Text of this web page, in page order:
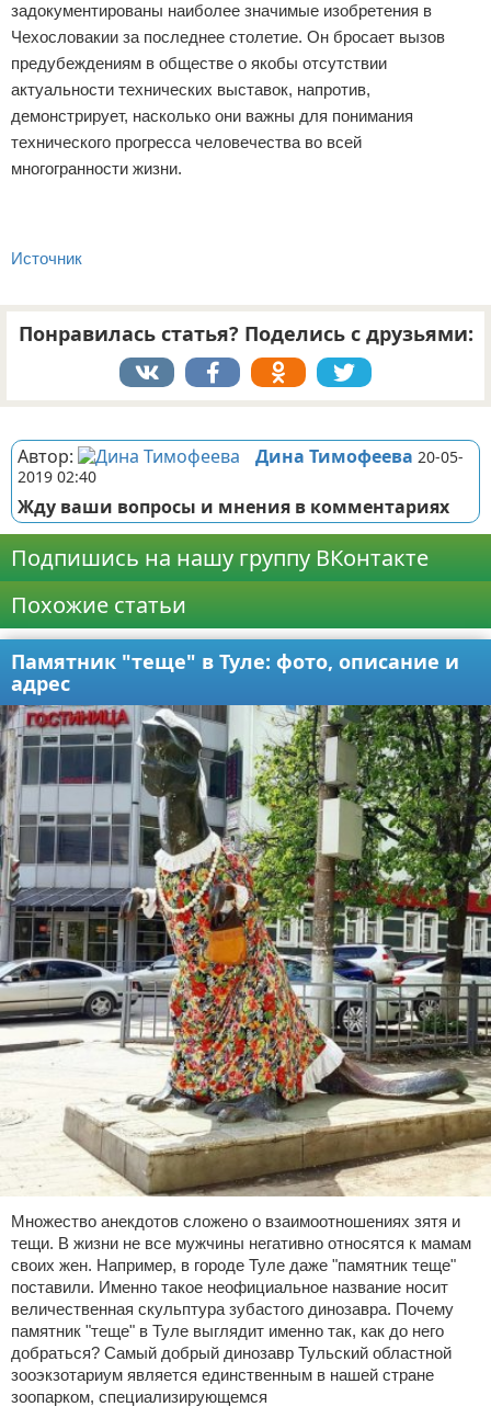
задокументированы наиболее значимые изобретения в
Чехословакии за последнее столетие. Он бросает вызов
предубеждениям в обществе о якобы отсутствии
актуальности технических выставок, напротив,
демонстрирует, насколько они важны для понимания
технического прогресса человечества во всей
многогранности жизни.
Источник
Понравилась статья? Поделись с друзьями:
Автор: Дина Тимофеева 20-05-
2019 02:40
Жду ваши вопросы и мнения в комментариях
Подпишись на нашу группу ВКонтакте
Похожие статьи
Памятник "теще" в Туле: фото, описание и
адрес
Множество анекдотов сложено о взаимоотношениях зятя и
тещи. В жизни не все мужчины негативно относятся к мамам
своих жен. Например, в городе Туле даже "памятник теще"
поставили. Именно такое неофициальное название носит
величественная скульптура зубастого динозавра. Почему
памятник "теще" в Туле выглядит именно так, как до него
добраться? Самый добрый динозавр Тульский областной
зооэкзотариум является единственным в нашей стране
зоопарком, специализирующемся